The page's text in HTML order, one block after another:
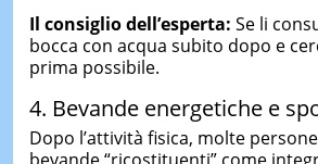
Il consiglio dell’esperta: Se li
bocca con acqua subito dopo e
prima possibile.
4. Bevande energetiche e
Dopo l’attività fisica, molte
bevande “ricostituenti” come